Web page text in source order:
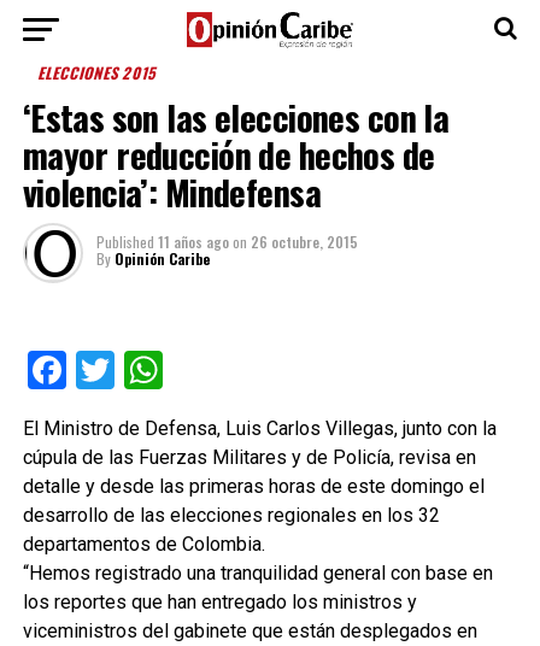
ELECCIONES 2015
‘Estas son las elecciones con la
mayor reducción de hechos de
violencia’: Mindefensa
Published 11 años agoon 26 octubre, 2015
By Opinión Caribe
Facebook
TwitterWhatsApp
El Ministro de Defensa, Luis Carlos Villegas, junto con la
cúpula de las Fuerzas Militares y de Policía, revisa en
detalle y desde las primeras horas de este domingo el
desarrollo de las elecciones regionales en los 32
departamentos de Colombia.
“Hemos registrado una tranquilidad general con base en
los reportes que han entregado los ministros y
viceministros del gabinete que están desplegados en